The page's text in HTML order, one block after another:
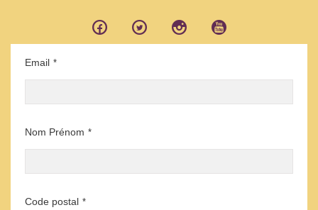
Email *
Nom Prénom *
Code postal *